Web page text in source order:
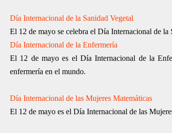
Día Internacional de la Sanidad Vegetal
El 12 de mayo se celebra el Día Internacional de
Día Internacional de la Enfermería
El 12 de mayo es el Día Internacional de la
enfermería en el mundo.
Día Internacional de las Mujeres Matemáticas
El 12 de mayo es el Día Internacional de las